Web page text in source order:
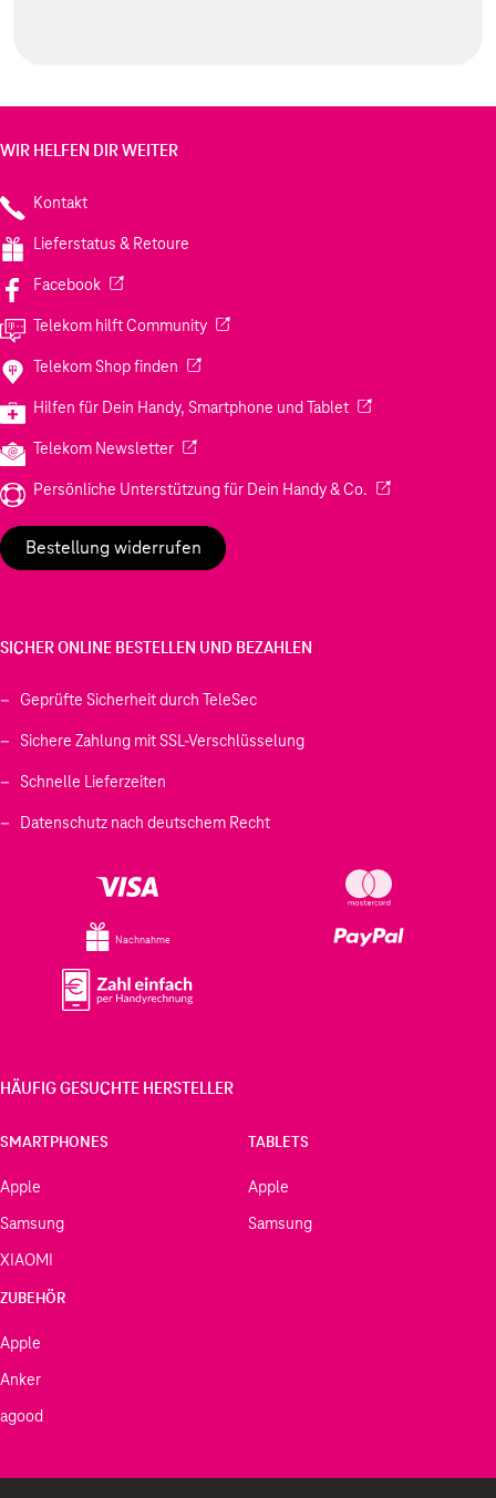
WIR HELFEN DIR WEITER
Kontakt
Lieferstatus & Retoure
Facebook(Wird in einem neuen Tab geöffnet)
Telekom hilft Community(Wird in einem neuen Tab geöffnet)
Telekom Shop finden (Wird in einem neuen Tab geöffnet)
Hilfen für Dein Handy, Smartphone und Tablet(Wird in einem
Telekom Newsletter(Wird in einem neuen Tab geöffnet)
Persönliche Unterstützung für Dein Handy & Co. (Wird in einem
Bestellung widerrufen
SICHER ONLINE BESTELLEN UND BEZAHLEN
Geprüfte Sicherheit durch TeleSec
Sichere Zahlung mit SSL-Verschlüsselung
Schnelle Lieferzeiten
Datenschutz nach deutschem Recht
Nachnahme
HÄUFIG GESUCHTE HERSTELLER
SMARTPHONES
Apple
Samsung
XIAOMI
TABLETS
Apple
Samsung
ZUBEHÖR
Apple
Anker
agood